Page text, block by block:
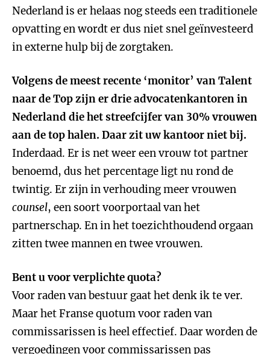
Nederland is er helaas nog steeds een traditionele
opvatting en wordt er dus niet snel geïnvesteerd
in externe hulp bij de zorgtaken.
Volgens de meest recente ‘monitor’ van Talent
naar de Top zijn er drie advocatenkantoren in
Nederland die het streefcijfer van 30% vrouwen
aan de top halen. Daar zit uw kantoor niet bij.
Inderdaad. Er is net weer een vrouw tot partner
benoemd, dus het percentage ligt nu rond de
twintig. Er zijn in verhouding meer vrouwen
counsel, een soort voorportaal van het
partnerschap. En in het toezichthoudend orgaan
zitten twee mannen en twee vrouwen.
Bent u voor verplichte quota?
Voor raden van bestuur gaat het denk ik te ver.
Maar het Franse quotum voor raden van
commissarissen is heel effectief. Daar worden de
vergoedingen voor commissarissen pas